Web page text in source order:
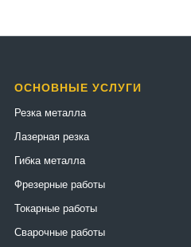
ОСНОВНЫЕ УСЛУГИ
Резка металла
Лазерная резка
Гибка металла
Фрезерные работы
Токарные работы
Сварочные работы